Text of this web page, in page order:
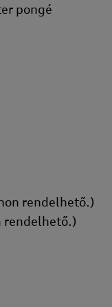
pongé
rendelhető.)
rendelhető.)